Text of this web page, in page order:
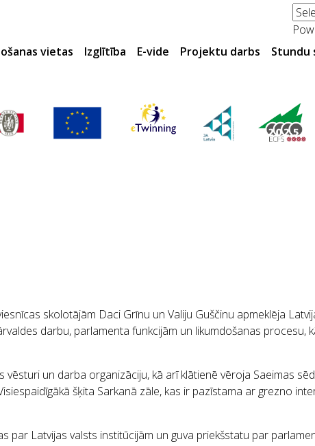
vietas
Izglītība E-vide Projektu darbs Stundu
skolotājām Daci Grīnu un Valiju Guščinu apmeklēja
darbu, parlamenta funkcijām un likumdošanas procesu,
vēsturi un darba organizāciju, kā arī klātienē vēroja Saeimas
šķita Sarkanā zāle, kas ir pazīstama ar grezno
par Latvijas valsts institūcijām un guva priekšstatu par